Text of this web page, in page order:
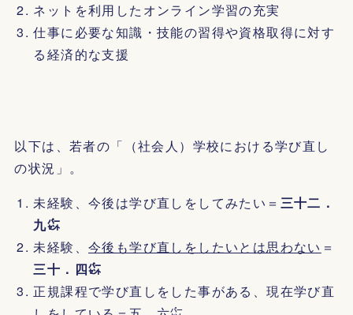
ネットを利用したオンライン学習の充実
仕事に必要な知識・技能の習得や資格取得に対す
る経済的な支援
以下は、若者の「（社会人）学校における学び直し
の状況」。
未経験、今後は学び直しをしてみたい＝ 三十二．
九㌫
未経験、 今後も学び直しをしたいとは思わない ＝
三十．四㌫
正規課程で学び直しをした事がある、現在学び直